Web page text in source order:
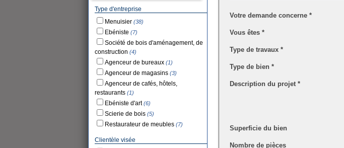
Type d'entreprise
Menuisier (38)
Ebéniste (7)
Société de bois d'aménagement, de
construction (4)
Agenceur de bureaux (1)
Agenceur de magasins (3)
Agenceur de cafés, hôtels,
restaurants (1)
Ebéniste d'art(6)
Scierie de bois (5)
Restaurateur de meubles (7)
Clientèle visée
Votre demande concerne*
Vous êtes*
Type de travaux*
Type de bien*
Description du projet*
Superficie du bien
Nombre de pièces